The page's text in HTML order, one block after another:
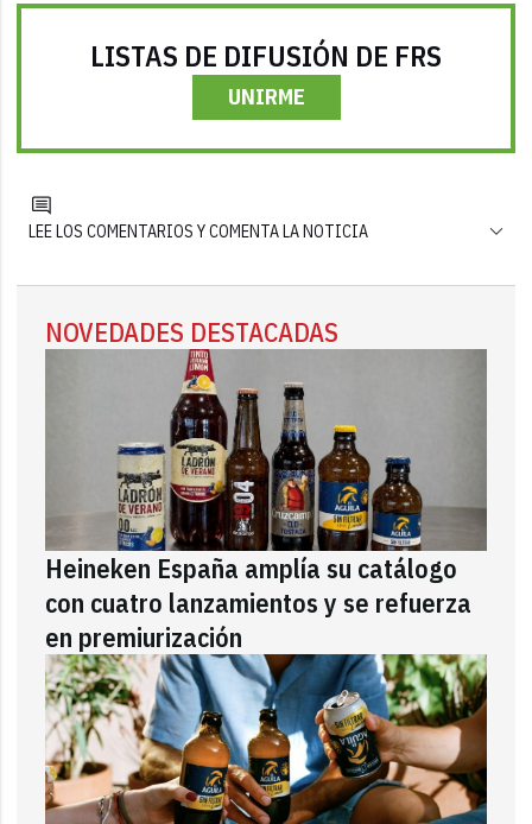
LISTAS DE DIFUSIÓN DE FRS
UNIRME
LEE LOS COMENTARIOS Y COMENTA LA NOTICIA
NOVEDADES DESTACADAS
Heineken España amplía su catálogo
con cuatro lanzamientos y se refuerza
en premiurización